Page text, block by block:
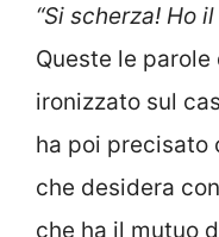
“Si scherza! Ho
Queste le
ironizzato sul
ha poi precisato
che desidera
che ha il mutuo